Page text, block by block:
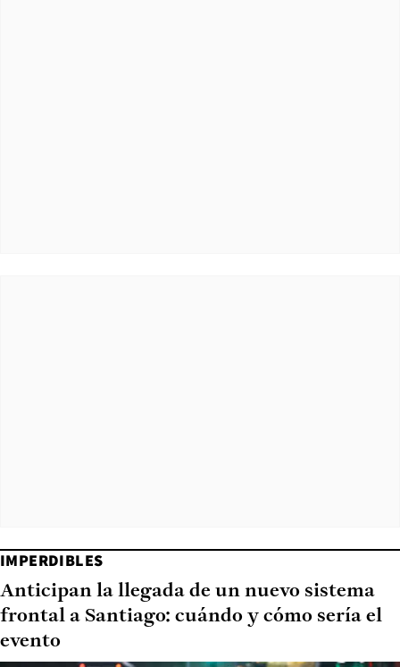
IMPERDIBLES
Anticipan la llegada de un nuevo sistema
frontal a Santiago: cuándo y cómo sería el
evento